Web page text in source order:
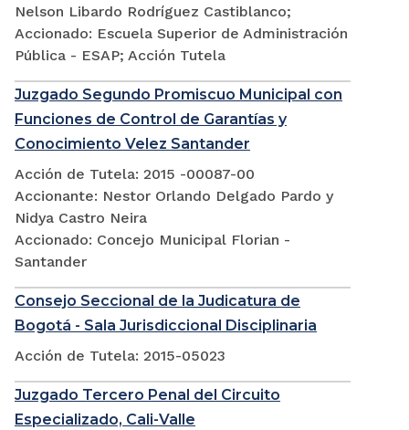
Nelson Libardo Rodríguez Castiblanco;
Accionado: Escuela Superior de Administración
Pública - ESAP; Acción Tutela
Juzgado Segundo Promiscuo Municipal con
Funciones de Control de Garantías y
Conocimiento Velez Santander
Acción de Tutela: 2015 -00087-00
Accionante: Nestor Orlando Delgado Pardo y
Nidya Castro Neira
Accionado: Concejo Municipal Florian -
Santander
Consejo Seccional de la Judicatura de
Bogotá - Sala Jurisdiccional Disciplinaria
Acción de Tutela: 2015-05023
Juzgado Tercero Penal del Circuito
Especializado, Cali-Valle